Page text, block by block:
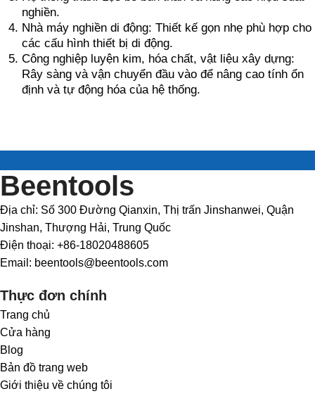
nghiền.
Nhà máy nghiền di động: Thiết kế gọn nhẹ phù hợp cho
các cấu hình thiết bị di động.
Công nghiệp luyện kim, hóa chất, vật liệu xây dựng:
Rây sàng và vận chuyển đầu vào để nâng cao tính ổn
định và tự động hóa của hệ thống.
Beentools
Địa chỉ: Số 300 Đường Qianxin, Thị trấn Jinshanwei, Quận
Jinshan, Thượng Hải, Trung Quốc
Điện thoại: +86-18020488605
Email: beentools@beentools.com
Thực đơn chính
Trang chủ
Cửa hàng
Blog
Bản đồ trang web
Giới thiệu về chúng tôi